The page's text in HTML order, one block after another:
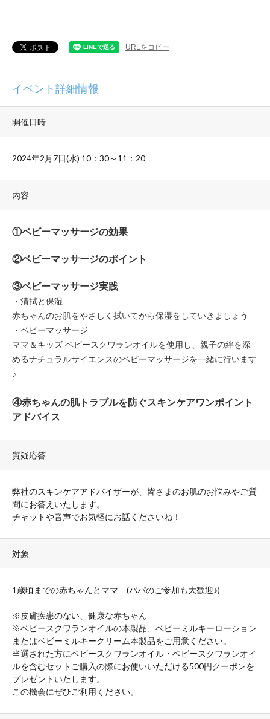
URLをコピー
イベント詳細情報
開催日時
2024年2月 7日(水) 10 ： 30～ 11 ： 20
内容
①ベビーマッサージの効果
②ベビーマッサージのポイント
③ベビーマッサージ実践
・清拭と保湿
赤ちゃんのお肌をやさしく拭いてから保湿をしていきましょう
・ベビーマッサージ
ママ＆キッズ ベビースクワランオイルを使用し、親子の絆を深
めるナチュラルサイエンスのベビーマッサージを一緒に行います
♪
④赤ちゃんの肌トラブルを防ぐスキンケアワンポイント
アドバイス
質疑応答
弊社のスキンケアアドバイザーが、皆さまのお肌のお悩みやご質
問にお答えいたします。
チャットや音声でお気軽にお話くださいね！
対象
1歳頃までの赤ちゃんとママ (パパのご参加も大歓迎♪)
※皮膚疾患のない、健康な赤ちゃん
※ベビースクワランオイルの本製品、ベビーミルキーローション
またはベビーミルキークリーム本製品をご用意ください。
当選された方にベビースクワランオイル・ベビースクワランオイ
ルを含むセットご購入の際にお使いいただける500円クーポンを
プレゼントいたします。
この機会にぜひご利用ください。